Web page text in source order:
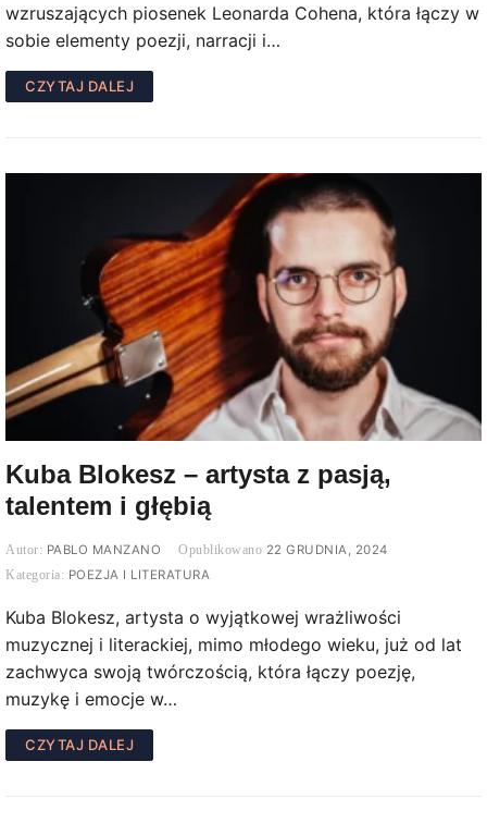
wzruszających piosenek Leonarda Cohena, która łączy w
sobie elementy poezji, narracji i…
CZYTAJ DALEJ
Kuba Blokesz – artysta z pasją,
talentem i głębią
PABLO MANZANO
22 GRUDNIA, 2024
POEZJA I LITERATURA
Kuba Blokesz, artysta o wyjątkowej wrażliwości
muzycznej i literackiej, mimo młodego wieku, już od lat
zachwyca swoją twórczością, która łączy poezję,
muzykę i emocje w…
CZYTAJ DALEJ